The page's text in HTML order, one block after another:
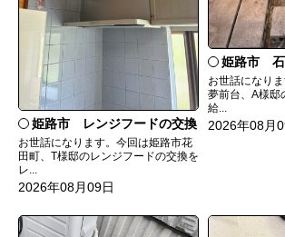
姫路市 レンジフードの交換
お世話になります。今回は姫路市花
田町、T様邸のレンジフードの交換を
レ...
2026年08月09日
姫路市 石油給
お世話になり
夢前台、A様邸
給...
2026年08月